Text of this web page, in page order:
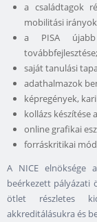
a családtagok
mobilitási
a PISA újabb
továbbfejlesztése;
saját tanulási
adathalmazok
képregények,
kollázs készítése
online grafikai
forráskritikai
A NICE elnöksége
beérkezett pályázati
ötlet részletes
akkreditálásukra és